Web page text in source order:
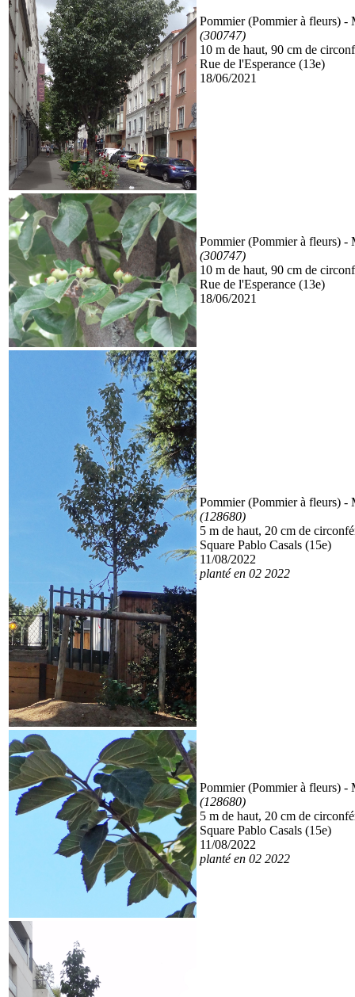
Pommier (Pommier à fleurs) -
(300747)
10 m de haut, 90 cm de
Rue de l'Esperance (13e)
18/06/2021
Pommier (Pommier à fleurs) -
(300747)
10 m de haut, 90 cm de
Rue de l'Esperance (13e)
18/06/2021
Pommier (Pommier à fleurs) -
(128680)
5 m de haut, 20 cm de
Square Pablo Casals (15e)
11/08/2022
planté en 02 2022
Pommier (Pommier à fleurs) -
(128680)
5 m de haut, 20 cm de
Square Pablo Casals (15e)
11/08/2022
planté en 02 2022